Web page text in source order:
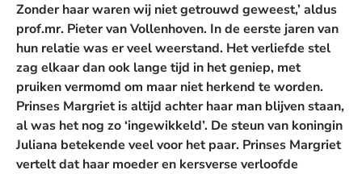
Zonder haar waren wij niet getrouwd geweest,’ aldus
prof.mr. Pieter van Vollenhoven. In de eerste jaren van
hun relatie was er veel weerstand. Het verliefde stel
zag elkaar dan ook lange tijd in het geniep, met
pruiken vermomd om maar niet herkend te worden.
Prinses Margriet is altijd achter haar man blijven staan,
al was het nog zo ‘ingewikkeld’. De steun van koningin
Juliana betekende veel voor het paar. Prinses Margriet
vertelt dat haar moeder en kersverse verloofde